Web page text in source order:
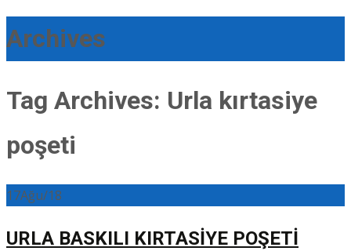
Archives
Tag Archives: Urla kırtasiye
poşeti
17Ağu/18
URLA BASKILI KIRTASİYE POŞETİ